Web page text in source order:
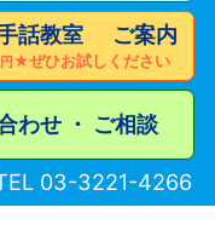
話教室 ご案内
円★ぜひお試しください
わせ ・ ご相談
03-3221-4266